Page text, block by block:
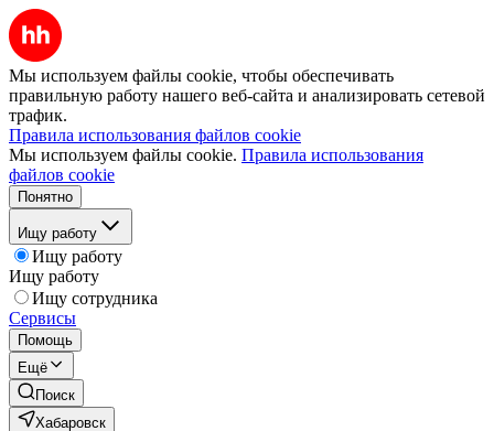
Мы используем файлы cookie, чтобы обеспечивать
правильную работу нашего веб-сайта и анализировать сетевой
трафик.
Правила использования файлов cookie
Мы используем файлы cookie. Правила использования
файлов cookie
Понятно
Ищу работу
Ищу работу
Ищу работу
Ищу сотрудника
Сервисы
Помощь
Ещё
Поиск
Хабаровск